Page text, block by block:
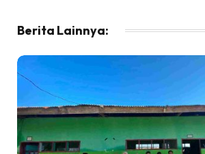
Berita Lainnya: